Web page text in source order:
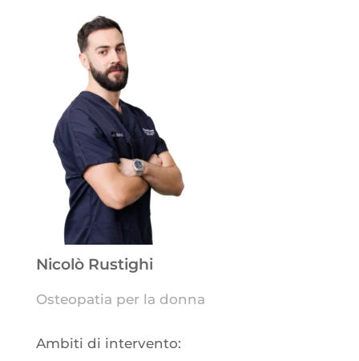
Nicolò Rustighi
Osteopatia per la donna
Ambiti di intervento: